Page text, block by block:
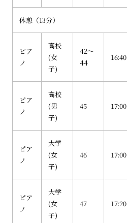
休憩（13分）
ピア
ノ
高校
(女
子)
42～
44
16:40
ピア
ノ
高校
(男
子)
45 17:00
ピア
ノ
大学
(女
子)
46 17:00
ピア
ノ
大学
(女
子)
47 17:20